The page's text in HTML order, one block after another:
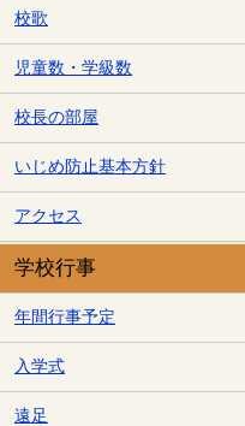
校歌
児童数・学級数
校長の部屋
いじめ防止基本方針
アクセス
学校行事
年間行事予定
入学式
遠足